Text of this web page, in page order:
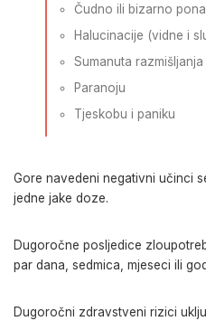
Čudno ili bizarno
Halucinacije (vidne i
Sumanuta razmišljanja
Paranoju
Tjeskobu i paniku
Gore navedeni negativni učinci
jedne jake doze.
Dugoročne posljedice
par dana, sedmica, mjeseci ili
Dugoročni zdravstveni rizici